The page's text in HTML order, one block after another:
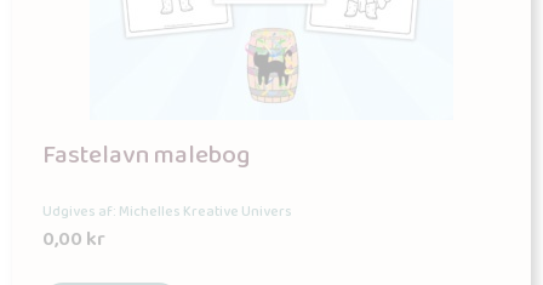
Fastelavn malebog
Udgives af: Michelles Kreative Univers
0,00kr